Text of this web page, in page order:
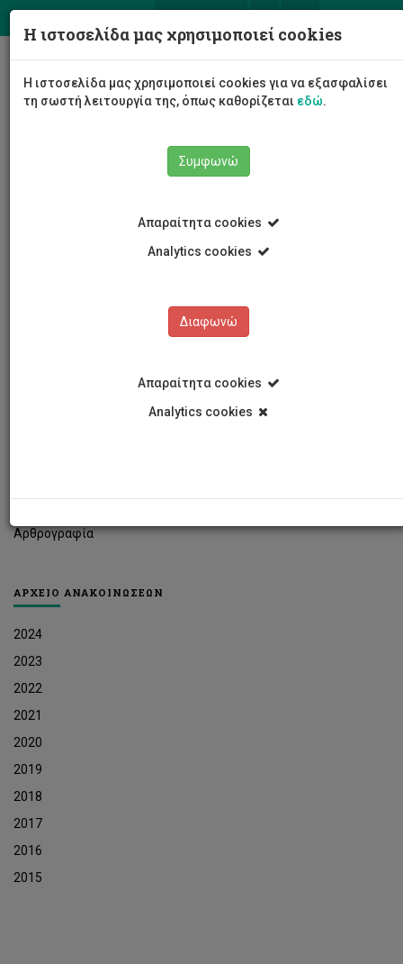
Αρθρογραφία
ΑΡΧΕΙΟ ΑΝΑΚΟΙΝΩΣΕΩΝ
2024
2023
2022
2021
2020
2019
2018
2017
2016
2015
Η ιστοσελίδα μας χρησιμοποιεί cookies
Η ιστοσελίδα μας χρησιμοποιεί cookies για να εξασφαλίσει
τη σωστή λειτουργία της, όπως καθορίζεται εδώ.
Συμφωνώ
Απαραίτητα cookies
Analytics cookies
Διαφωνώ
Απαραίτητα cookies
Analytics cookies